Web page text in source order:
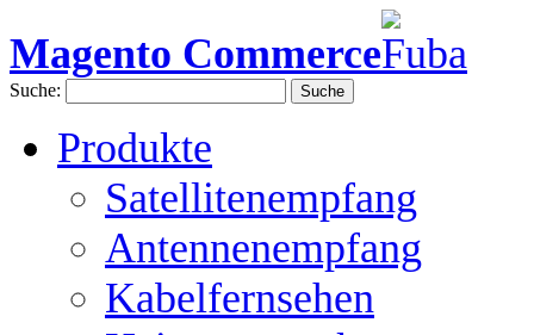
Magento Commerce
Suche: Suche
Produkte
Satellitenempfang
Antennenempfang
Kabelfernsehen